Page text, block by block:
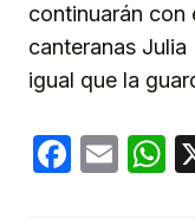
continuarán con
canteranas Julia
igual que la